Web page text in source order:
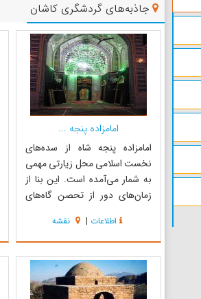
جاذبه‌های گردشگری کاشان
امامزاده پنجه ...
امامزاده پنجه شاه از سده‌های
نخست اسلامی محل زیارتی مهمی
به شمار می‌آمده است. این بنا از
زمان‌های دور از تحصن گاه‌های
این محل پناهنده می‌شد، هیچکس
جرات نمی‌کرد او را به زور از این مکان
بیرون بیاورد. تاریخ ساخت این بنا به
دوران سلجوقی باز می‌گردد، ولی
اکثر ...
اطلاعات | نقشه